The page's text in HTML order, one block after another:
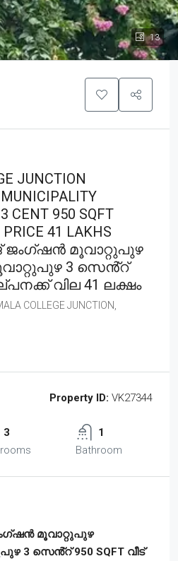
13
JUNCTION
CENT 950 SQFT
PRICE 41 LAKHS
ജംഗ്ഷൻ മൂവാറ്റുപുഴ
മൂവാറ്റുപുഴ 3 സെൻ്റ്
വില 41 ലക്ഷം
COLLEGE JUNCTION,
Property ID: VK27344
3
1
Bathroom
മൂവാറ്റുപുഴ
3 സെൻ്റ് 950 SQFT വീട്